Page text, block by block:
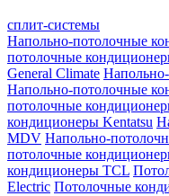
сплит-системы
Напольно-потолочные
потолочные
General Climate
Напольно-потолочные
потолочные
кондиционеры Kentatsu
MDV Напольно-
потолочные
кондиционеры TCL
Electric Потолочные